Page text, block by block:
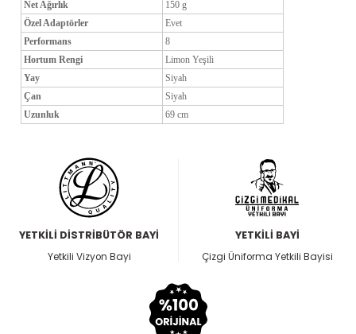
Net Ağırlık
150 g
Özel Adaptörler
Evet
Performans
8
Hortum Rengi
Limon Yeşili
Yay
Siyah
Çan
Siyah
Uzunluk
69 cm
YETKİLİ DİSTRİBÜTÖR BAYİ
Yetkili Vizyon Bayi
YETKİLİ BAYİ
Çizgi Üniforma Yetkili Bayisi